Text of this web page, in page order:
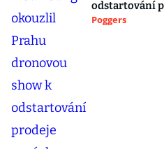
odstartování
Poggers